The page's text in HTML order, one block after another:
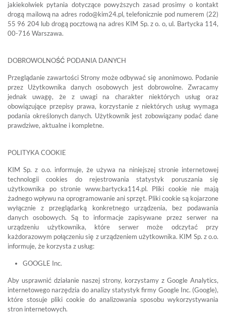
jakiekolwiek pytania dotyczące powyższych zasad prosimy o kontakt
drogą mailową na adres rodo@kim24.pl, telefonicznie pod numerem (22)
55 96 204 lub drogą pocztową na adres KIM Sp. z o. o, ul. Bartycka 114,
00-716 Warszawa.
DOBROWOLNOŚĆ PODANIA DANYCH
Przeglądanie zawartości Strony może odbywać się anonimowo. Podanie
przez Użytkownika danych osobowych jest dobrowolne. Zwracamy
jednak uwagę, że z uwagi na charakter niektórych usług oraz
obowiązujące przepisy prawa, korzystanie z niektórych usług wymaga
podania określonych danych. Użytkownik jest zobowiązany podać dane
prawdziwe, aktualne i kompletne.
POLITYKA COOKIE
KIM Sp. z o.o. informuje, że używa na niniejszej stronie internetowej
technologii cookies do rejestrowania statystyk poruszania się
użytkownika po stronie www.bartycka114.pl. Pliki cookie nie mają
żadnego wpływu na oprogramowanie ani sprzęt. Pliki cookie są kojarzone
wyłącznie z przeglądarką konkretnego urządzenia, bez podawania
danych osobowych. Są to informacje zapisywane przez serwer na
urządzeniu użytkownika, które serwer może odczytać przy
każdorazowym połączeniu się z urządzeniem użytkownika. KIM Sp. z o.o.
informuje, że korzysta z usług:
GOOGLE Inc.
Aby usprawnić działanie naszej strony, korzystamy z Google Analytics,
internetowego narzędzia do analizy statystyk firmy Google Inc. (Google),
które stosuje pliki cookie do analizowania sposobu wykorzystywania
stron internetowych.